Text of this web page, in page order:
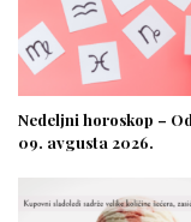
Nedeljni horoskop –
09. avgusta 2026.